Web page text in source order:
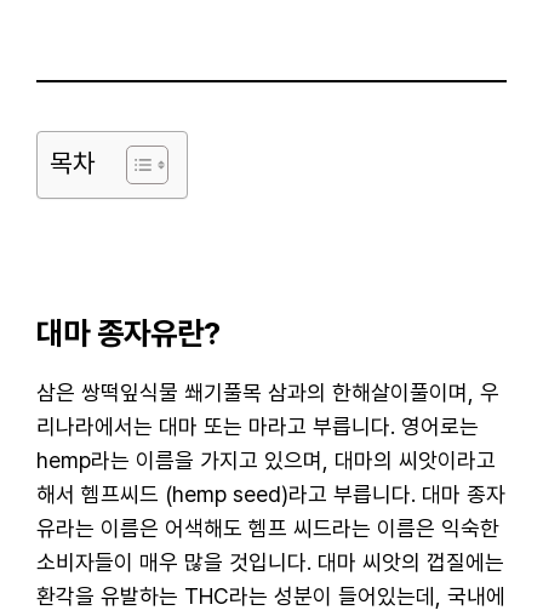
목차
대마 종자유란?
삼은 쌍떡잎식물 쐐기풀목 삼과의 한해살이풀이며, 우
리나라에서는 대마 또는 마라고 부릅니다. 영어로는
hemp라는 이름을 가지고 있으며, 대마의 씨앗이라고
해서 헴프씨드 (hemp seed)라고 부릅니다. 대마 종자
유라는 이름은 어색해도 헴프 씨드라는 이름은 익숙한
소비자들이 매우 많을 것입니다. 대마 씨앗의 껍질에는
환각을 유발하는 THC라는 성분이 들어있는데, 국내에